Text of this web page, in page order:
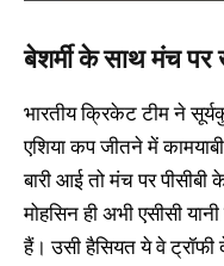
बेशर्मी के साथ मंच
भारतीय क्रिकेट टीम ने
एशिया कप जीतने में
बारी आई तो मंच पर
मोहसिन ही अभी एसीसी
हैं। उसी हैसियत ये वे